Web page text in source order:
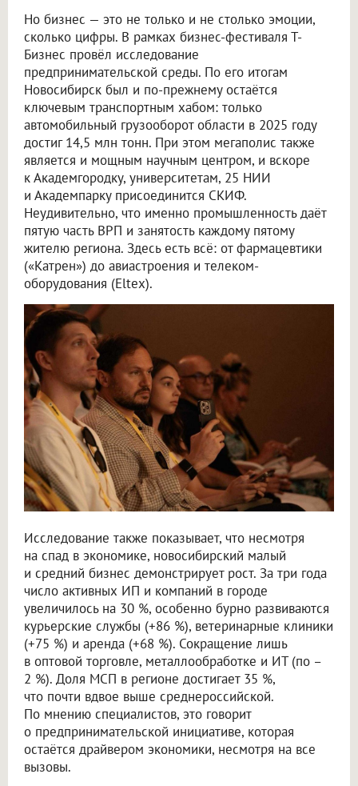
Но бизнес — это не только и не столько эмоции,
сколько цифры. В рамках бизнес-фестиваля Т-
Бизнес провёл исследование
предпринимательской среды. По его итогам
Новосибирск был и по-прежнему остаётся
ключевым транспортным хабом: только
автомобильный грузооборот области в 2025 году
достиг 14,5 млн тонн. При этом мегаполис также
является и мощным научным центром, и вскоре
к Академгородку, университетам, 25 НИИ
и Академпарку присоединится СКИФ.
Неудивительно, что именно промышленность даёт
пятую часть ВРП и занятость каждому пятому
жителю региона. Здесь есть всё: от фармацевтики
(«Катрен») до авиастроения и телеком-
оборудования (Eltex).
Исследование также показывает, что несмотря
на спад в экономике, новосибирский малый
и средний бизнес демонстрирует рост. За три года
число активных ИП и компаний в городе
увеличилось на 30 %, особенно бурно развиваются
курьерские службы (+86 %), ветеринарные клиники
(+75 %) и аренда (+68 %). Сокращение лишь
в оптовой торговле, металлообработке и ИТ (по –
2 %). Доля МСП в регионе достигает 35 %,
что почти вдвое выше среднероссийской.
По мнению специалистов, это говорит
о предпринимательской инициативе, которая
остаётся драйвером экономики, несмотря на все
вызовы.